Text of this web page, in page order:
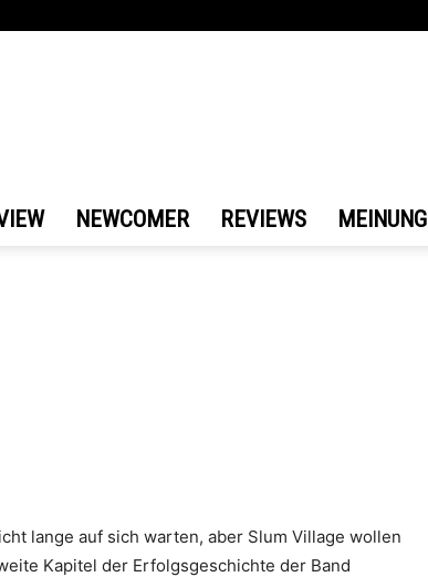
NEWCOMER REVIEWS MEINUNG
lange auf sich warten, aber Slum Village wollen
Kapitel der Erfolgsgeschichte der Band